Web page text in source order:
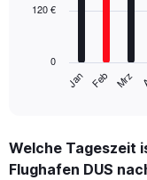
The
Range:
12
Jan Feb Mrz
0
120 €
Welche Tageszeit
Flughafen DUS